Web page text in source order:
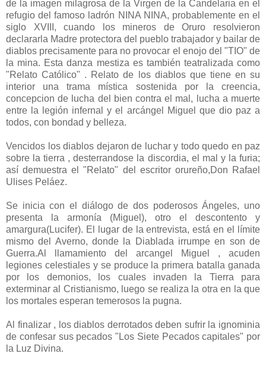
de la imagen milagrosa de la Virgen de la Candelaria en el
refugio del famoso ladrón NINA NINA, probablemente en el
siglo XVIII, cuando los mineros de Oruro resolvieron
declararla Madre protectora del pueblo trabajador y bailar de
diablos precisamente para no provocar el enojo del "TIO" de
la mina. Esta danza mestiza es también teatralizada como
"Relato Católico" . Relato de los diablos que tiene en su
interior una trama mística sostenida por la creencia,
concepcion de lucha del bien contra el mal, lucha a muerte
entre la legión infernal y el arcángel Miguel que dio paz a
todos, con bondad y belleza.
Vencidos los diablos dejaron de luchar y todo quedo en paz
sobre la tierra , desterrandose la discordia, el mal y la furia;
así demuestra el "Relato" del escritor orureño,Don Rafael
Ulises Peláez.
Se inicia con el diálogo de dos poderosos Ángeles, uno
presenta la armonía (Miguel), otro el descontento y
amargura(Lucifer). El lugar de la entrevista, está en el límite
mismo del Averno, donde la Diablada irrumpe en son de
Guerra.Al llamamiento del arcangel Miguel , acuden
legiones celestiales y se produce la primera batalla ganada
por los demonios, los cuales invaden la Tierra para
exterminar al Cristianismo, luego se realiza la otra en la que
los mortales esperan temerosos la pugna.
Al finalizar , los diablos derrotados deben sufrir la ignominia
de confesar sus pecados "Los Siete Pecados capitales" por
la Luz Divina.